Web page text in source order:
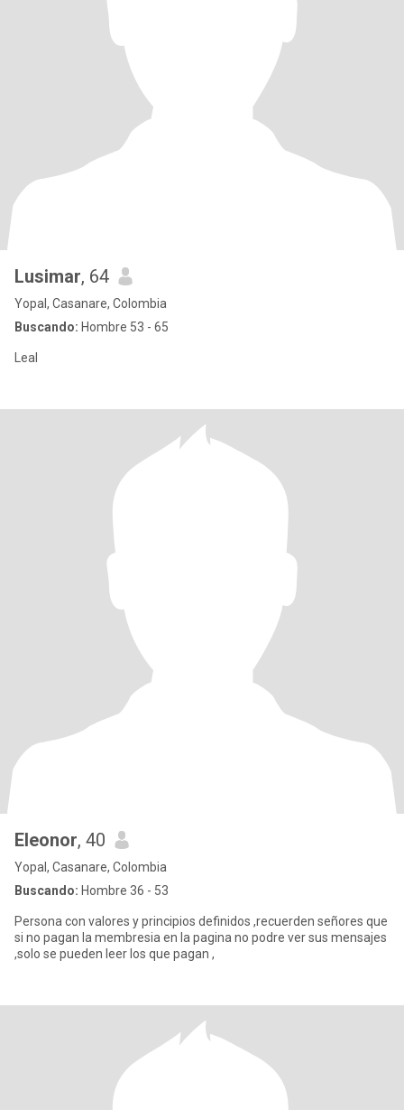
Lusimar, 64
Yopal, Casanare, Colombia
Buscando: Hombre 53 - 65
Leal
Eleonor, 40
Yopal, Casanare, Colombia
Buscando: Hombre 36 - 53
Persona con valores y principios definidos ,recuerden señores que
si no pagan la membresia en la pagina no podre ver sus mensajes
,solo se pueden leer los que pagan ,